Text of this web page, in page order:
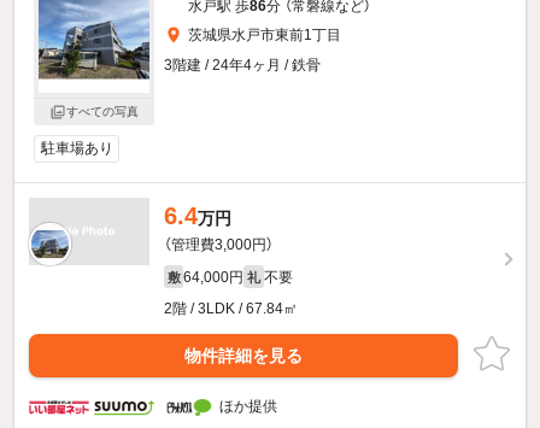
すべての写真
水戸駅 歩86分 （常磐線など）
茨城県水戸市東前1丁目
3階建 / 24年4ヶ月 / 鉄骨
駐車場あり
6.4万円
（管理費3,000円）
敷 64,000円 礼 不要
2階 / 3LDK / 67.84㎡
物件詳細を見る
ほか提供